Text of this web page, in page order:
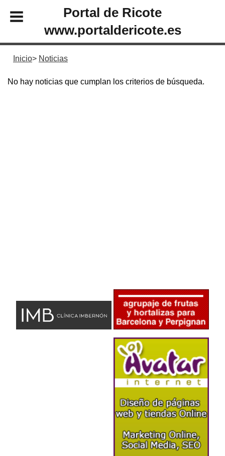
Portal de Ricote
www.portaldericote.es
Inicio Noticias
No hay noticias que cumplan los criterios de búsqueda.